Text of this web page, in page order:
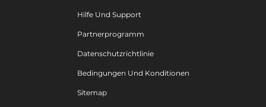
Hilfe Und Support
Partnerprogramm
Datenschutzrichtlinie
Bedingungen Und Konditionen
Sitemap